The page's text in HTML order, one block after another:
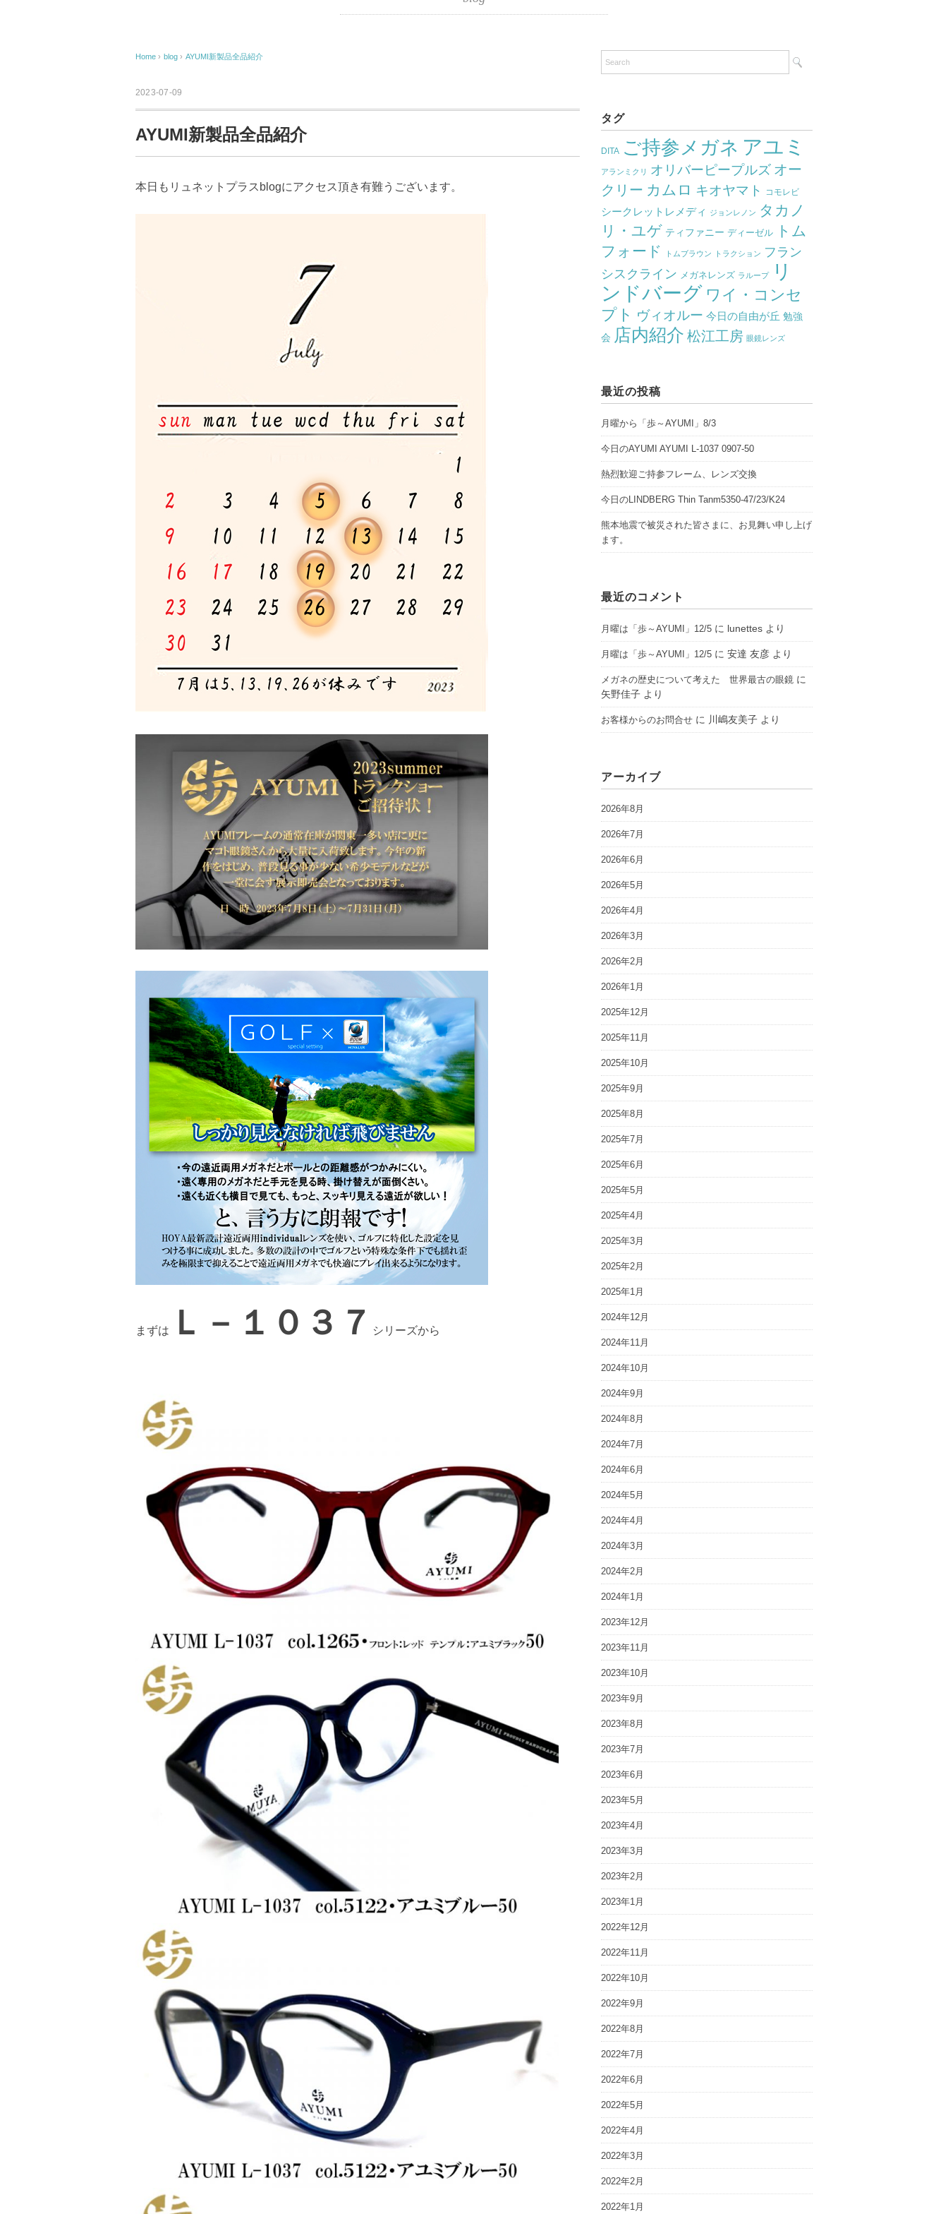
Home › blog › AYUMI新製品全品紹介
2023-07-09
AYUMI新製品全品紹介
本日もリュネットプラスblogにアクセス頂き有難うございます。
まずは Ｌ－１０３７ シリーズから
タグ
DITA ご持参メガネ アユミ
アランミクリ オリバーピープルズ オー
クリー カムロ キオヤマト コモレビ
シークレットレメディ ジョンレノン タカノ
リ・ユゲ ティファニー ディーゼル
トム
フォード
トムブラウン トラクション フラン
シスクライン メガネレンズ ラループ
リ
ンドバーグ ワイ・コンセ
プト ヴィオルー 今日の自由が丘 勉強
会 店内紹介 松江工房 眼鏡レンズ
最近の投稿
月曜から「歩～AYUMI」8/3
今日のAYUMI AYUMI L-1037 0907-50
熱烈歓迎ご持参フレーム、レンズ交換
今日のLINDBERG Thin Tanm5350-47/23/K24
熊本地震で被災された皆さまに、お見舞い申し上げ
ます。
最近のコメント
月曜は「歩～AYUMI」12/5 に lunettes より
月曜は「歩～AYUMI」12/5 に安達 友彦 より
メガネの歴史について考えた 世界最古の眼鏡 に
矢野佳子 より
お客様からのお問合せ に 川嶋友美子 より
アーカイブ
2026年8月
2026年7月
2026年6月
2026年5月
2026年4月
2026年3月
2026年2月
2026年1月
2025年12月
2025年11月
2025年10月
2025年9月
2025年8月
2025年7月
2025年6月
2025年5月
2025年4月
2025年3月
2025年2月
2025年1月
2024年12月
2024年11月
2024年10月
2024年9月
2024年8月
2024年7月
2024年6月
2024年5月
2024年4月
2024年3月
2024年2月
2024年1月
2023年12月
2023年11月
2023年10月
2023年9月
2023年8月
2023年7月
2023年6月
2023年5月
2023年4月
2023年3月
2023年2月
2023年1月
2022年12月
2022年11月
2022年10月
2022年9月
2022年8月
2022年7月
2022年6月
2022年5月
2022年4月
2022年3月
2022年2月
2022年1月